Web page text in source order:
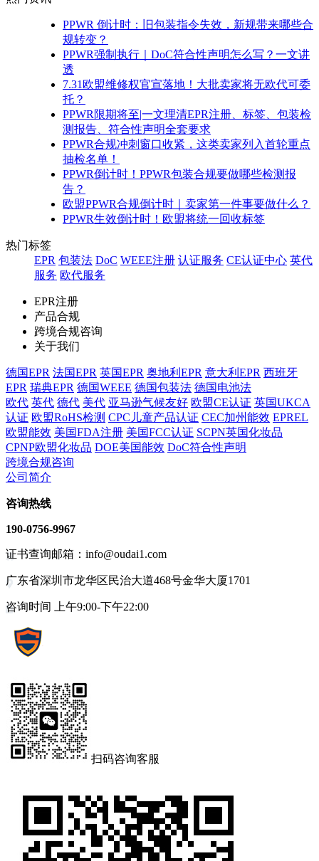
PPWR 倒计时：旧包装指令失效，新规带来哪些合
规转变？
PPWR强制执行｜DoC符合性声明怎么写？一文讲
透
7.31欧盟维修权官宣落地！大批卖家将无欧代可委
托？
PPWR限期将至|一文理清EPR注册、标签、包装检
测报告、符合性声明全套要求
PPWR合规冲刺窗口收紧，这类卖家列入首轮重点
抽检名单！
PPWR倒计时！PPWR包装合规要做哪些检测报
告？
欧盟PPWR合规倒计时｜卖家第一件事要做什么？
PPWR生效倒计时！欧盟将统一回收标签
热门标签
EPR 包装法 DoC WEEE注册 认证服务 CE认证中心 英代
服务 欧代服务
EPR注册
产品合规
跨境合规咨询
关于我们
德国EPR 法国EPR 英国EPR 奥地利EPR 意大利EPR 西班牙
EPR 瑞典EPR 德国WEEE 德国包装法 德国电池法
欧代 英代 德代 美代 亚马逊气候友好 欧盟CE认证 英国UKCA
认证 欧盟RoHS检测 CPC儿童产品认证 CEC加州能效 EPREL
欧盟能效 美国FDA注册 美国FCC认证 SCPN英国化妆品
CPNP欧盟化妆品 DOE美国能效 DoC符合性声明
跨境合规咨询
公司简介
咨询热线
190-0756-9967
证书查询邮箱：info@oudai1.com
广东省深圳市龙华区民治大道468号金华大厦1701
咨询时间 上午9:00-下午22:00
扫码咨询客服